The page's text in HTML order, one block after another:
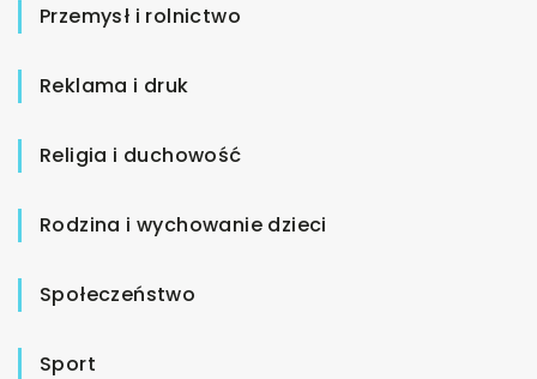
Przemysł i rolnictwo
Reklama i druk
Religia i duchowość
Rodzina i wychowanie dzieci
Społeczeństwo
Sport